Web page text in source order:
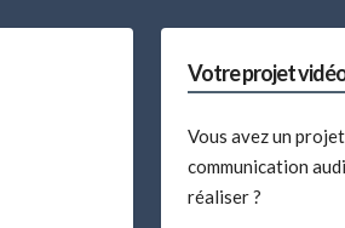
Votre projet
Vous avez un
communication
réaliser ?